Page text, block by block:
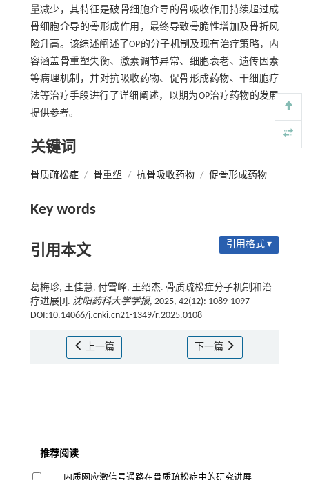
量减少，其特征是破骨细胞介导的骨吸收作用持续超过成
骨细胞介导的骨形成作用，最终导致骨脆性增加及骨折风
险升高。该综述阐述了OP的分子机制及现有治疗策略，内
容涵盖骨重塑失衡、激素调节异常、细胞衰老、遗传因素
等病理机制，并对抗吸收药物、促骨形成药物、干细胞疗
法等治疗手段进行了详细阐述，以期为OP治疗药物的发展
提供参考。
关键词
骨质疏松症 / 骨重塑 / 抗骨吸收药物 / 促骨形成药物
Key words
引用本文 引用格式 ▾
葛梅珍, 王佳慧, 付雪峰, 王绍杰. 骨质疏松症分子机制和治
疗进展[J]. 沈阳药科大学学报, 2025, 42(12): 1089-1097
DOI:10.14066/j.cnki.cn21-1349/r.2025.0108
上一篇 下一篇